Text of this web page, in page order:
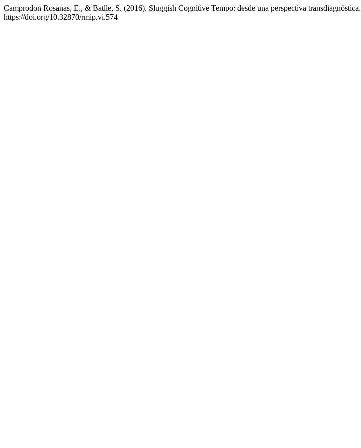
Camprodon Rosanas, E., & Batlle, S. (2016). Sluggish Cognitive Tempo: desde una perspectiva transdiagnóstica.
https://doi.org/10.32870/rmip.vi.574